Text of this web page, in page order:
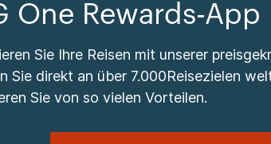
One Rewards-App
Sie Ihre Reisen mit unserer
Sie direkt an über 7.000Reisezielen
Sie von so vielen Vorteilen.